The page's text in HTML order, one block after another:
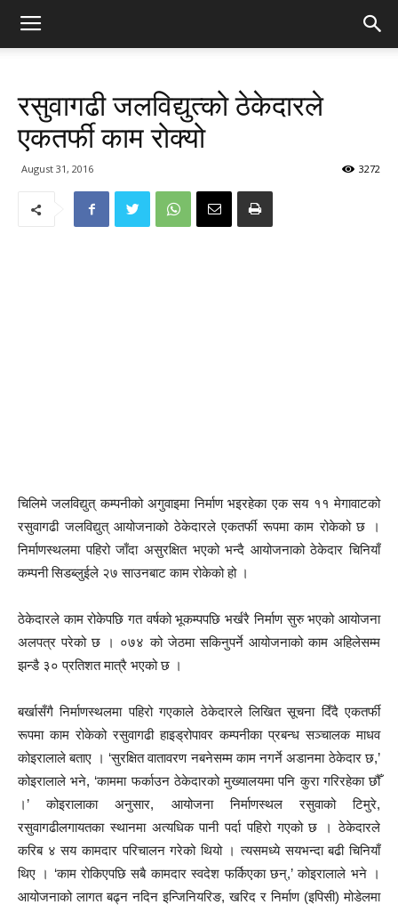
रसुवागढी जलविद्युत्को ठेकेदारले
एकतर्फी काम रोक्यो
August 31, 2016 3272
चिलिमे जलविद्युत् कम्पनीको अगुवाइमा निर्माण भइरहेका एक सय ११ मेगावाटको
रसुवागढी जलविद्युत् आयोजनाको ठेकेदारले एकतर्फी रूपमा काम रोकेको छ ।
निर्माणस्थलमा पहिरो जाँदा असुरक्षित भएको भन्दै आयोजनाको ठेकेदार चिनियाँ
कम्पनी सिडब्लुईले २७ साउनबाट काम रोकेको हो ।
ठेकेदारले काम रोकेपछि गत वर्षको भूकम्पपछि भर्खरै निर्माण सुरु भएको आयोजना
अलपत्र परेको छ । ०७४ को जेठमा सकिनुपर्ने आयोजनाको काम अहिलेसम्म
झन्डै ३० प्रतिशत मात्रै भएको छ ।
बर्खासँगै निर्माणस्थलमा पहिरो गएकाले ठेकेदारले लिखित सूचना दिँदै एकतर्फी
रूपमा काम रोकेको रसुवागढी हाइड्रोपावर कम्पनीका प्रबन्ध सञ्चालक माधव
कोइरालाले बताए । ‘सुरक्षित वातावरण नबनेसम्म काम नगर्ने अडानमा ठेकेदार छ,’
कोइरालाले भने, ‘काममा फर्काउन ठेकेदारको मुख्यालयमा पनि कुरा गरिरहेका छौँ
।’ कोइरालाका अनुसार, आयोजना निर्माणस्थल रसुवाको टिमुरे,
रसुवागढीलगायतका स्थानमा अत्यधिक पानी पर्दा पहिरो गएको छ । ठेकेदारले
करिब ४ सय कामदार परिचालन गरेको थियो । त्यसमध्ये सयभन्दा बढी चिनियाँ
थिए । ‘काम रोकिएपछि सबै कामदार स्वदेश फर्किएका छन्,’ कोइरालाले भने ।
आयोजनाको लागत बढ्न नदिन इन्जिनियरिङ, खरिद र निर्माण (इपिसी) मोडेलमा